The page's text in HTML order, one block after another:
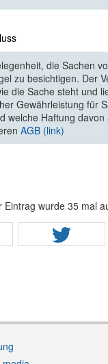
die Sachen
zu besichtigen. Der
die Sache steht und
Gewährleistung für
welche Haftung
AGB (link)
Eintrag wurde 35 mal